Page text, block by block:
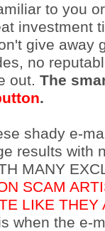
to you
investment
give away
no
out. The
.
shady e-
results with
MANY
SCAM
LIKE THEY
when the e-